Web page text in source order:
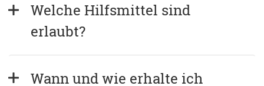
Welche Hilfsmittel sind
erlaubt?
Wann und wie erhalte ich